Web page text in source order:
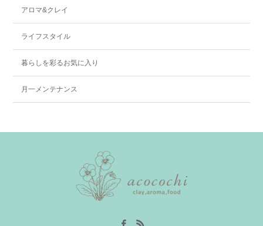
アロマ&クレイ
ライフスタイル
暮らしを彩るお気に入り
月一メンテナンス